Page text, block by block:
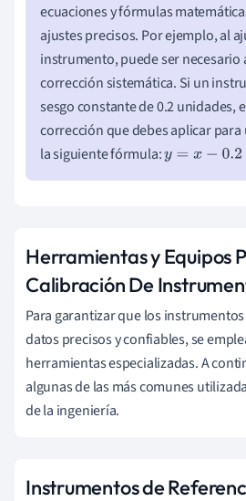
ecuaciones y fórmulas
ajustes precisos. Por ejemplo, al
instrumento, puede ser necesario
corrección sistemática. Si un
sesgo constante de 0.2 unidades,
corrección que debes aplicar para
la siguiente fórmula:y=x− 0.2
Herramientas y Equipos
Calibración De
Para garantizar que los
datos precisos y confiables, se
herramientas especializadas. A
algunas de las más comunes
de la ingeniería.
Instrumentos de